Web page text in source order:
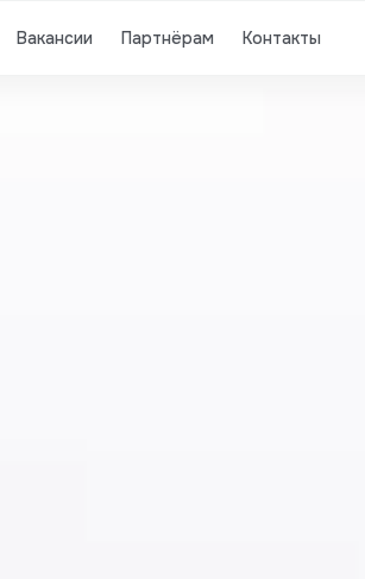
Вакансии Партнёрам Контакты